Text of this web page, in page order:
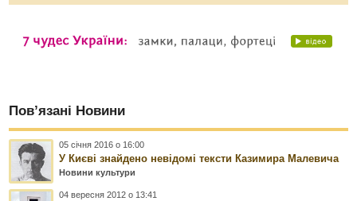
Пов’язані Новини
05 січня 2016 о 16:00
У Києві знайдено невідомі тексти Казимира Малевича
Новини культури
04 вересня 2012 о 13:41